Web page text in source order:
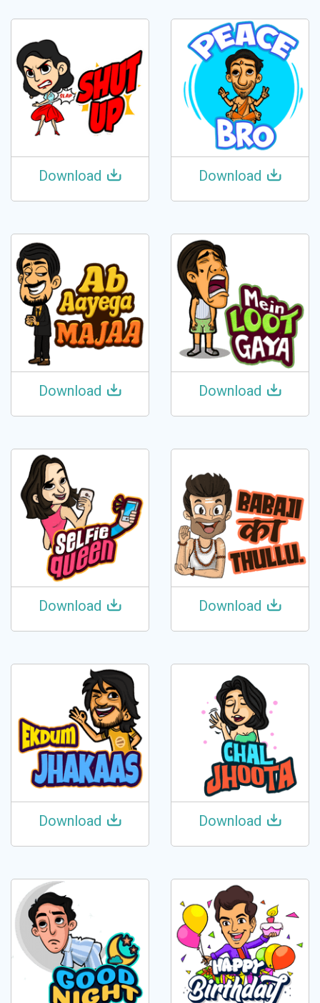
Download Download
Download Download
Download Download
Download Download